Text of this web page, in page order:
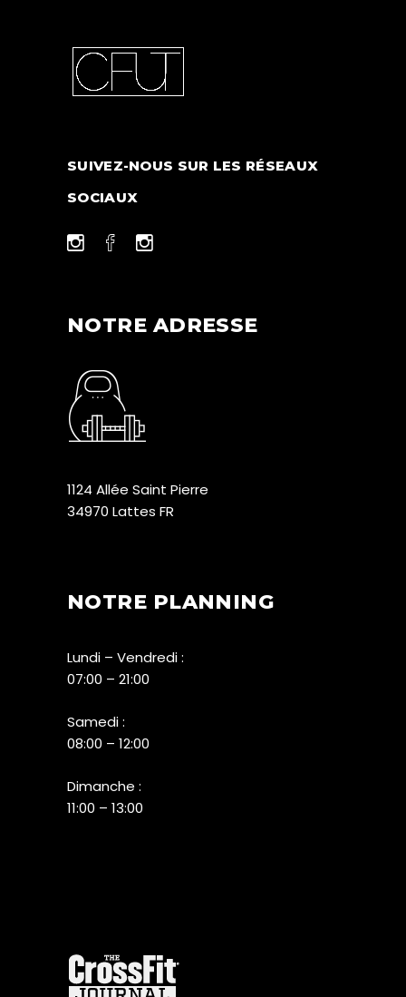
SUIVEZ-NOUS SUR LES RÉSEAUX
SOCIAUX
NOTRE ADRESSE
1124 Allée Saint Pierre
34970 Lattes FR
NOTRE PLANNING
Lundi – Vendredi :
07:00 – 21:00
Samedi :
08:00 – 12:00
Dimanche :
11:00 – 13:00